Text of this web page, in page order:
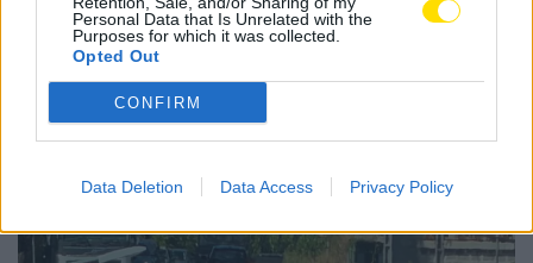
Personal Data that Is Unrelated with the
Purposes for which it was collected.
Opted Out
CONFIRM
Data Deletion Data Access Privacy Policy